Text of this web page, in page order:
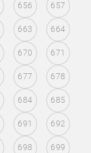
656 657
663 664
670 671
677 678
684 685
691 692
698 699